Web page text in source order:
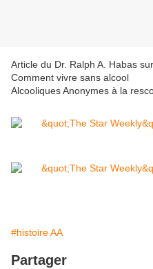
Article du Dr. Ralph A. Habas
Comment vivre sans alcool
Alcooliques Anonymes à la
#histoire AA
Partager